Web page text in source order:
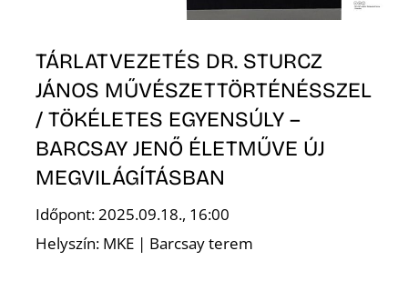
TÁRLATVEZETÉS DR. STURCZ
JÁNOS MŰVÉSZETTÖRTÉNÉSSZEL
/ TÖKÉLETES EGYENSÚLY –
BARCSAY JENŐ ÉLETMŰVE ÚJ
MEGVILÁGÍTÁSBAN
Időpont: 2025.09.18., 16:00
Helyszín: MKE | Barcsay terem